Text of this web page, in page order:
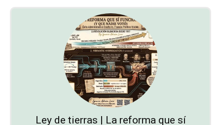
Ley de tierras | La reforma que sí